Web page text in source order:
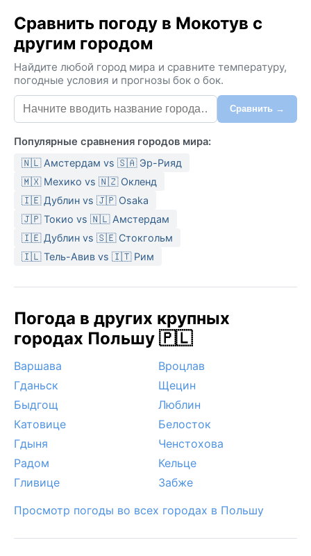
Сравнить погоду в Мокотув с
другим городом
Найдите любой город мира и сравните температуру,
погодные условия и прогнозы бок о бок.
Сравнить →
Популярные сравнения городов мира:
🇳🇱 Амстердам vs 🇸🇦 Эр-Рияд
🇲🇽 Мехико vs 🇳🇿 Окленд
🇮🇪 Дублин vs 🇯🇵 Osaka
🇯🇵 Токио vs 🇳🇱 Амстердам
🇮🇪 Дублин vs 🇸🇪 Стокгольм
🇮🇱 Тель-Авив vs 🇮🇹 Рим
Погода в других крупных
городах Польшу 🇵🇱
Варшава
Вроцлав
Гданьск
Щецин
Быдгощ
Люблин
Катовице
Белосток
Гдыня
Ченстохова
Радом
Кельце
Гливице
Забже
Просмотр погоды во всех городах в Польшу